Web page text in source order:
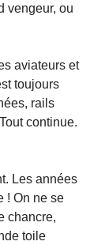
vengeur, ou
aviateurs et
toujours
rails
continue.
Les années
! On ne se
chancre,
toile